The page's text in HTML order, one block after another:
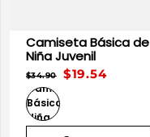
Camiseta Básica de
Niña Juvenil
$19.54
$34.90